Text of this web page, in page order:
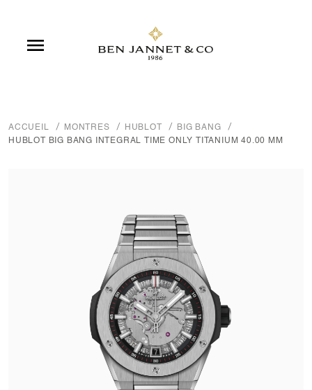

ACCUEIL MONTRES HUBLOT
BIG BANG
HUBLOT BIG BANG INTEGRAL TIME ONLY TITANIUM 40.00 MM